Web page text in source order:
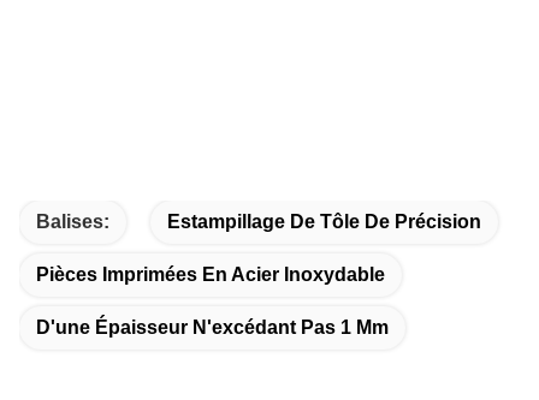
Balises: Estampillage De Tôle De Précision
Pièces Imprimées En Acier Inoxydable
D'une Épaisseur N'excédant Pas 1 Mm